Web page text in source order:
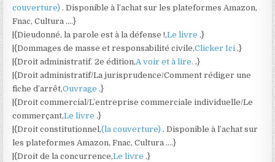
couverture) . Disponible à l’achat sur les plateformes Amazon,
Fnac, Cultura ….}
|{Dieudonné, la parole est à la défense !,Le livre .}
|{Dommages de masse et responsabilité civile,Clicker Ici .}
|{Droit administratif. 2e édition,A voir et à lire. .}
|{Droit administratif/La jurisprudence/Comment rédiger une
fiche d’arrêt,Ouvrage .}
|{Droit commercial/L’entreprise commerciale individuelle/Le
commerçant,Le livre .}
|{Droit constitutionnel,(la couverture) . Disponible à l’achat sur
les plateformes Amazon, Fnac, Cultura ….}
|{Droit de la concurrence,Le livre .}